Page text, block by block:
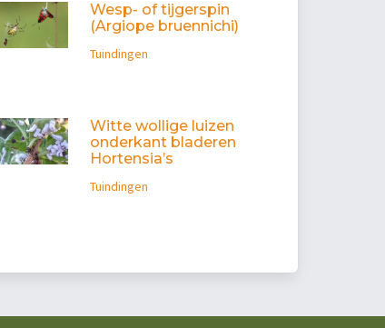
Wesp- of tijgerspin
(Argiope bruennichi)
Tuindingen
Witte wollige luizen
onderkant bladeren
Hortensia’s
Tuindingen